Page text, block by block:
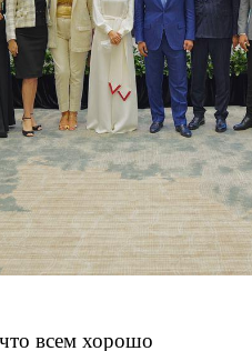
всем хорошо